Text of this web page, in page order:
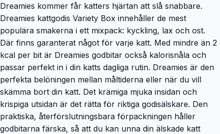
Dreamies kommer får katters hjärtan att slå snabbare.
Dreamies kattgodis Variety Box innehåller de mest
populära smakerna i ett mixpack: kyckling, lax och ost.
Där finns garanterat något för varje katt. Med mindre än 2
kcal per bit är Dreamies godbitar också kalorisnåla och
passar perfekt in i din katts dagliga rutin. Dreamies är den
perfekta belöningen mellan måltiderna eller när du vill
skämma bort din katt. Det krämiga mjuka insidan och
krispiga utsidan är det rätta för riktiga godisälskare. Den
praktiska, återförslutningsbara förpackningen håller
godbitarna färska, så att du kan unna din älskade katt